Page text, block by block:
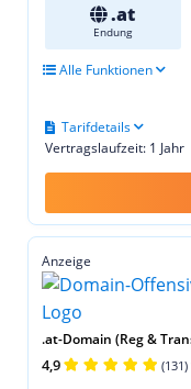
.at
Endung
Alle Funktionen
Vertragslaufzeit: 1 Jahr
Tarifdetails
Anzeige
.at-Domain (Reg &
4,9 (131)